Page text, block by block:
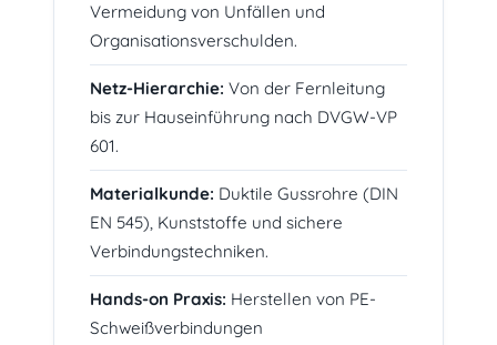
Vermeidung von Unfällen und
Organisationsverschulden.
Netz-Hierarchie: Von der Fernleitung
bis zur Hauseinführung nach DVGW-VP
601.
Materialkunde: Duktile Gussrohre (DIN
EN 545), Kunststoffe und sichere
Verbindungstechniken.
Hands-on Praxis: Herstellen von PE-
Schweißverbindungen